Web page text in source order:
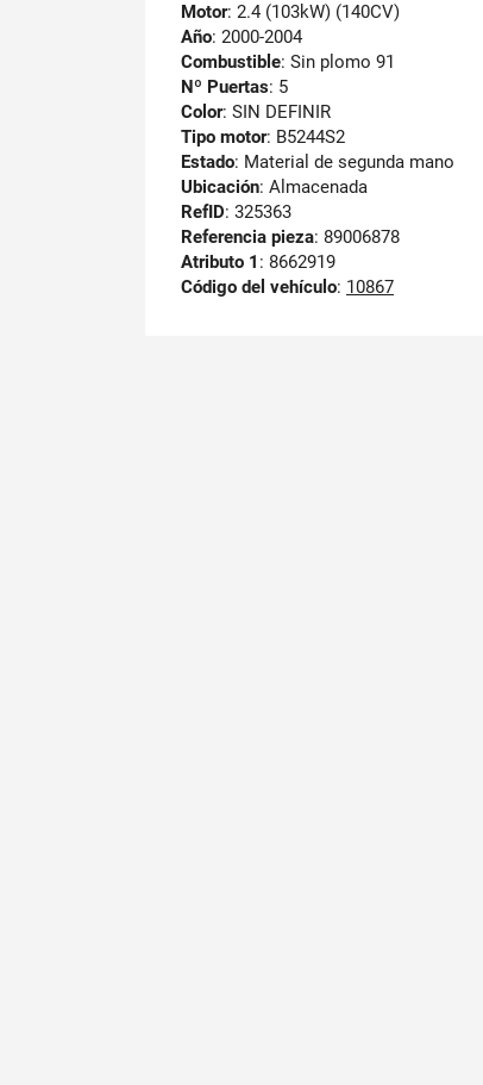
Motor: 2.4 (103kW) (140CV)
Año: 2000-2004
Combustible: Sin plomo 91
Nº Puertas: 5
Color: SIN DEFINIR
Tipo motor: B5244S2
Estado: Material de segunda mano
Ubicación: Almacenada
RefID: 325363
Referencia pieza: 89006878
Atributo 1 : 8662919
Código del vehículo: 10867